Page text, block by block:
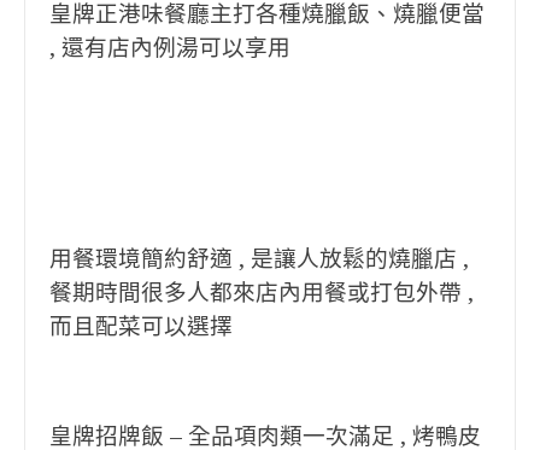
皇牌正港味餐廳主打各種燒臘飯、燒臘便當
, 還有店內例湯可以享用
用餐環境簡約舒適 , 是讓人放鬆的燒臘店 ,
餐期時間很多人都來店內用餐或打包外帶 ,
而且配菜可以選擇
皇牌招牌飯 – 全品項肉類一次滿足 , 烤鴨皮